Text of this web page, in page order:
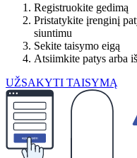
Registruokite gedimą
Pristatykite įrenginį
siuntimu
Sekite taisymo eigą
Atsiimkite patys arba
UŽSAKYTI TAISYMĄ